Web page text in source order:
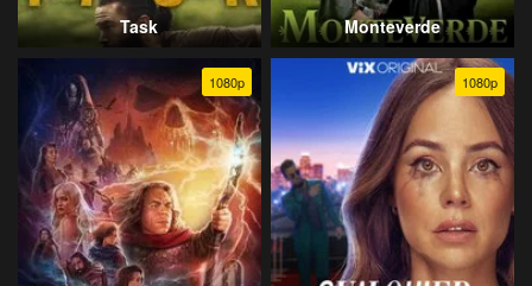
Task Monteverde
1080p 1080p